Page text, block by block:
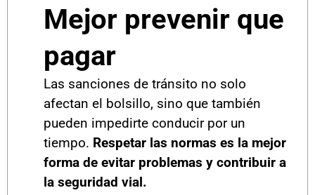
Mejor prevenir que
pagar
Las sanciones de tránsito no solo
afectan el bolsillo, sino que también
pueden impedirte conducir por un
tiempo. Respetar las normas es la mejor
forma de evitar problemas y contribuir a
la seguridad vial.